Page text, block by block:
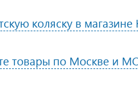
коляску в
товары по Москве и